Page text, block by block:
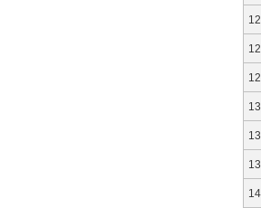
12
12
12
13
13
13
14